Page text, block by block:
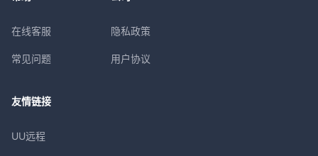
在线客服
常见问题
隐私政策
用户协议
友情链接
UU远程